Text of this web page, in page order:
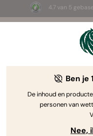
4.7 van 5
3 White
Cannabis Lifestyle
Ben je
De inhoud en
personen van
Nee,